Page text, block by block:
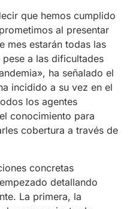
que hemos cumplido
al presentar
mes estarán todas las
a las dificultades
ha señalado el
incidido a su vez en el
los agentes
conocimiento para
cobertura a través de
concretas
detallando
La primera, la